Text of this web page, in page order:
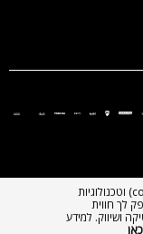
לידיעתך, אנו משתמשים באתר בקוקיות (cookies) וטכנולוגיות
לך חווית
ושיווק. למידע